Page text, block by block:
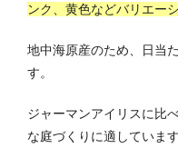
ンク、黄色などバリエー
地中海原産のため、日当
す。
ジャーマンアイリスに比
な庭づくりに適しています